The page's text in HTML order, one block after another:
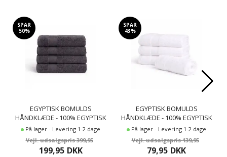
SPAR
50%
EGYPTISK BOMULDS
HÅNDKLÆDE - 100% EGYPTISK
BOMULD - BADEHÅNDKLÆDE
70X140 CM - ORKIDÉ - ANTRACIT
GRÅ
På lager - Levering 1-2 dage
399,95
199,95 DKK
SPAR
43%
EGYPTISK BOMULDS
HÅNDKLÆDE - 100% EGYPTISK
BOMULD - GÆSTEHÅNDKLÆDE
40X60 CM - ORKIDÉ - HVID
På lager - Levering 1-2 dage
139,95
79,95 DKK